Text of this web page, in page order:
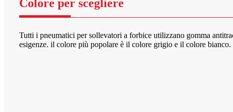
Colore per scegliere
Tutti i pneumatici per sollevatori a forbice utilizzano gomma
esigenze. il colore più popolare è il colore grigio e il colore bianco.